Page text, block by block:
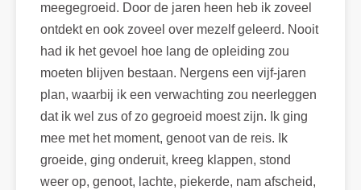
meegegroeid. Door de jaren heen heb ik zoveel
ontdekt en ook zoveel over mezelf geleerd. Nooit
had ik het gevoel hoe lang de opleiding zou
moeten blijven bestaan. Nergens een vijf-jaren
plan, waarbij ik een verwachting zou neerleggen
dat ik wel zus of zo gegroeid moest zijn. Ik ging
mee met het moment, genoot van de reis. Ik
groeide, ging onderuit, kreeg klappen, stond
weer op, genoot, lachte, piekerde, nam afscheid,